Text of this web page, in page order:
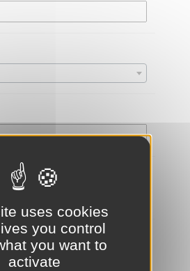
uses cookies
you control
you want to
activate